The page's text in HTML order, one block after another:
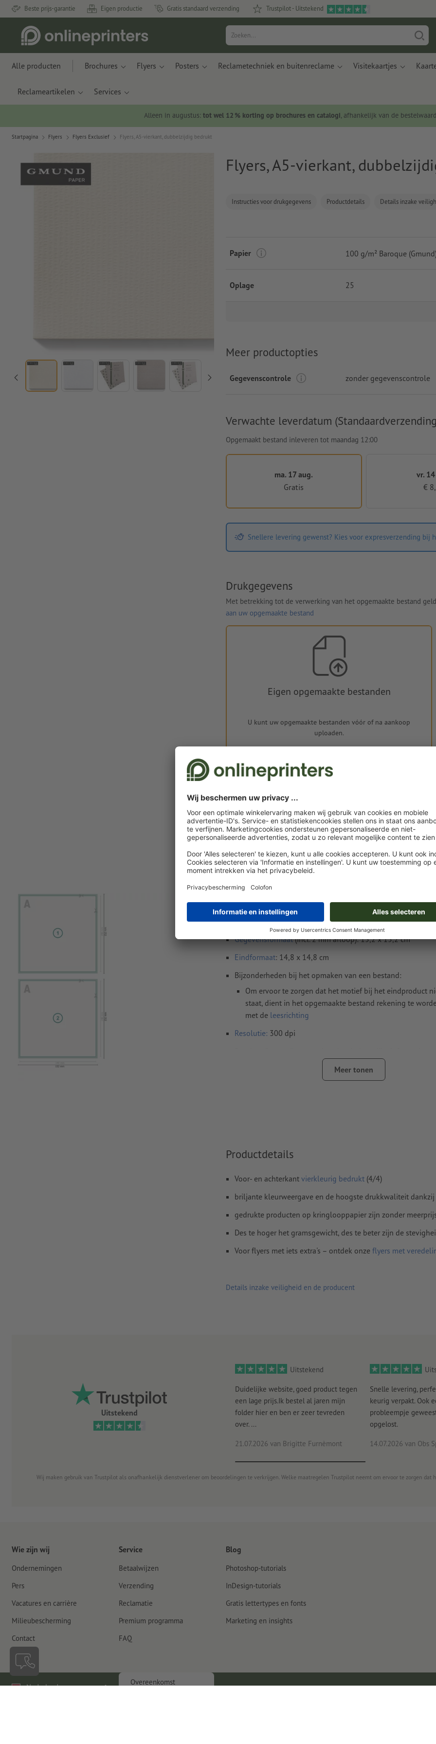
Beste prijs-garantie Eigen productie Gratis standaard verzending Trustpilot - Uitstekend
Alle producten Brochures Flyers Posters Reclametechniek en buitenreclame Visitekaartjes
Reclameartikelen Services
Alleen in augustus: tot wel 12 % korting op brochures en catalogi, afhankelijk van de
Startpagina Flyers Flyers Exclusief Flyers, A5-vierkant, dubbelzijdig bedrukt
Flyers, A5-vierkant,
Instructies voor drukgegevens Productdetails Details inzake
Papier 100 g/m² Baroque
Oplage 25
Meer productopties
Gegevenscontrole zonder gegevenscontrole
Verwachte leverdatum
Opgemaakt bestand inleveren tot maandag 12:00
ma. 17 aug.
Gratis
vr.
€
Snellere levering gewenst? Kies voor expresverzending bij
Drukgegevens
Met betrekking tot de verwerking van het opgemaakte bestand
aan uw opgemaakte bestand
Eigen opgemaakte bestanden
U kunt uw opgemaakte bestanden vóór of na aankoop
uploaden.
Nu uploaden
excl. btw
€ 34,01 €
Levering circa:
ma. 17 aug.
Instructies voor drukgegevens Flyers, A5-
dubbelzijdig bedrukt
Gegevensformaat(incl. 2 mm afloop): 15,2 x 15,2 cm
Eindformaat: 14,8 x 14,8 cm
Bijzonderheden bij het opmaken van een bestand:
Om ervoor te zorgen dat het motief bij het eindproduct
staat, dient in het opgemaakte bestand rekening te
met de leesrichting
Resolutie: 300 dpi
4 mm afstand ten opzichte van het eindformaat
moeten volledig worden ingesloten of omgezet
Inhoud vanformulierveldenworden mee afgedrukt
Hoe maak ik afdrukgegevens correct?
Meer tonen
Productdetails
Voor- en achterkant vierkleurig bedrukt (4/4)
briljante kleurweergave en de hoogste drukkwaliteit dankzij
gedrukte producten op kringlooppapier zijn zonder
Des te hoger het gramsgewicht, des te beter zijn de
Voor flyers met iets extra's – ontdek onze flyers met
Details inzake veiligheid en de producent
Uitstekend
Uitstekend
Duidelijke website, goed product tegen
een lage prijs.Ik bestel al jaren mijn
folder hier en ben er zeer tevreden
over. ...
21.07.2026 van Brigitte Furnèmont
Snelle levering,
keurig verpakt. Ook
probleempje
opgelost.
14.07.2026 van Obs
Wij maken gebruik van Trustpilot als onafhankelijk dienstverlener om beoordelingen te verkrijgen. Welke maatregelen Trustpilot neemt om ervoor te zorgen dat
Wie zijn wij
Ondernemingen
Pers
Vacatures en carrière
Milieubescherming
Contact
Service
Betaalwijzen
Verzending
Reclamatie
Premium programma
FAQ
Blog
Photoshop-tutorials
InDesign-tutorials
Gratis lettertypes en fonts
Marketing en insights
Nederland
Overeenkomst